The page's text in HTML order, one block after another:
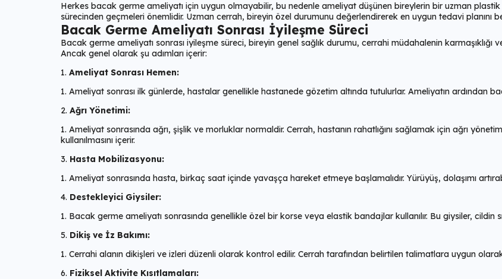
Herkes bacak germe ameliyatı için uygun olmayabilir, bu nedenle ameliyat düşünen bireylerin bir uzman
sürecinden geçmeleri önemlidir. Uzman cerrah, bireyin özel durumunu değerlendirerek en uygun tedavi planını
Bacak Germe Ameliyatı Sonrası İyileşme Süreci
Bacak germe ameliyatı sonrası iyileşme süreci, bireyin genel sağlık durumu, cerrahi müdahalenin karmaşıklığı
Ancak genel olarak şu adımları içerir:
Ameliyat Sonrası Hemen:
Ameliyat sonrası ilk günlerde, hastalar genellikle hastanede gözetim altında tutulurlar. Ameliyatın ardından
Ağrı Yönetimi:
Ameliyat sonrasında ağrı, şişlik ve morluklar normaldir. Cerrah, hastanın rahatlığını sağlamak için ağrı
kullanılmasını içerir.
Hasta Mobilizasyonu:
Ameliyat sonrasında hasta, birkaç saat içinde yavaşça hareket etmeye başlamalıdır. Yürüyüş, dolaşımı
Destekleyici Giysiler:
Bacak germe ameliyatı sonrasında genellikle özel bir korse veya elastik bandajlar kullanılır. Bu giysiler, cildin
Dikiş ve İz Bakımı:
Cerrahi alanın dikişleri ve izleri düzenli olarak kontrol edilir. Cerrah tarafından belirtilen talimatlara uygun olarak
Fiziksel Aktivite Kısıtlamaları: